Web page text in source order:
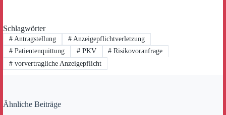
Schlagwörter
#Antragstellung #Anzeigepflichtverletzung
#Patientenquittung #PKV # Risikovoranfrage
#vorvertragliche Anzeigepflicht
Ähnliche Beiträge